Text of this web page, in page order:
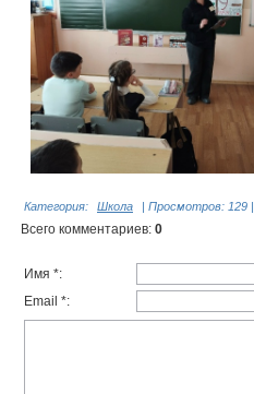
Категория: Школа | Просмотров: 129 |
Всего комментариев: 0
Имя *:
Email *: